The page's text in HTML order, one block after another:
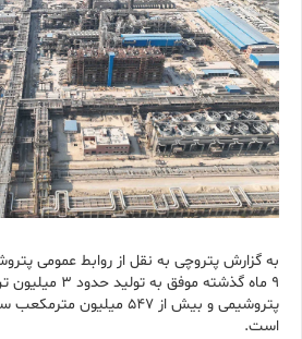
به گزارش پتروچی به نقل از روابط عمومی
۹ ماه گذشته موفق
پتروشیمی و بیش از ۵۴۷
است.